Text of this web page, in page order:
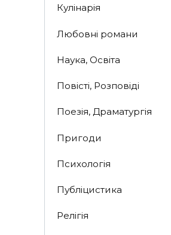
Кулінарія
Любовні романи
Наука, Освіта
Повісті, Розповіді
Поезія, Драматургія
Пригоди
Психологія
Публіцистика
Релігія